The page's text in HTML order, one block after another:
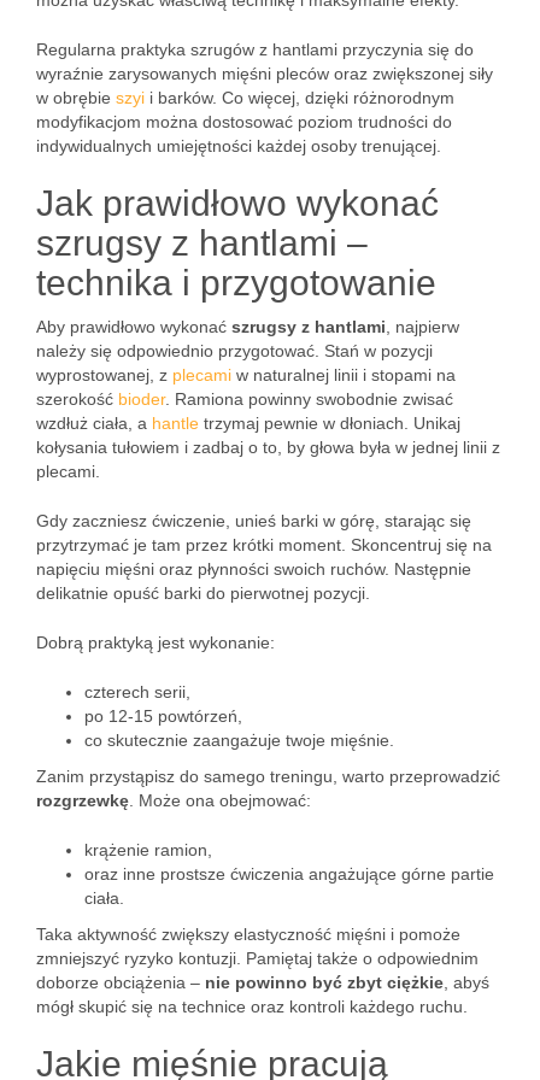
Regularna praktyka szrugów z hantlami przyczynia się do
wyraźnie zarysowanych mięśni pleców oraz zwiększonej siły
w obrębie szyi i barków. Co więcej, dzięki różnorodnym
modyfikacjom można dostosować poziom trudności do
indywidualnych umiejętności każdej osoby trenującej.
Jak prawidłowo wykonać
szrugsy z hantlami –
technika i przygotowanie
Aby prawidłowo wykonać szrugsy z hantlami , najpierw
należy się odpowiednio przygotować. Stań w pozycji
wyprostowanej, z plecami w naturalnej linii i stopami na
szerokość bioder. Ramiona powinny swobodnie zwisać
wzdłuż ciała, a hantle trzymaj pewnie w dłoniach. Unikaj
kołysania tułowiem i zadbaj o to, by głowa była w jednej linii z
plecami.
Gdy zaczniesz ćwiczenie, unieś barki w górę, starając się
przytrzymać je tam przez krótki moment. Skoncentruj się na
napięciu mięśni oraz płynności swoich ruchów. Następnie
delikatnie opuść barki do pierwotnej pozycji.
Dobrą praktyką jest wykonanie:
czterech serii,
po 12-15 powtórzeń,
co skutecznie zaangażuje twoje mięśnie.
Zanim przystąpisz do samego treningu, warto przeprowadzić
rozgrzewkę . Może ona obejmować:
krążenie ramion,
oraz inne prostsze ćwiczenia angażujące górne partie
ciała.
Taka aktywność zwiększy elastyczność mięśni i pomoże
zmniejszyć ryzyko kontuzji. Pamiętaj także o odpowiednim
doborze obciążenia – nie powinno być zbyt ciężkie , abyś
mógł skupić się na technice oraz kontroli każdego ruchu.
Jakie mięśnie pracują